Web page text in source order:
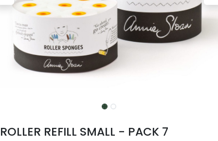
ROLLER REFILL SMALL - PACK 7